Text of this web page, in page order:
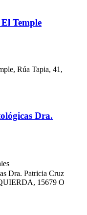
Temple
Rúa Tapia, 41,
Dra.
Dra. Patricia Cruz
15679 O